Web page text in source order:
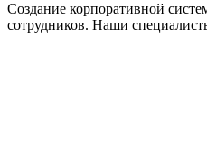
Создание корпоративной
сотрудников. Наши